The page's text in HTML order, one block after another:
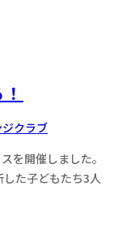
クラブ
を開催しました。
た子どもたち3人